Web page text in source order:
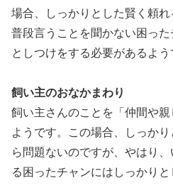
場合、しっかりとした賢く頼れ
普段言うことを聞かない困っ
としつけをする必要があるよう
飼い主のおなかまわり
飼い主さんのことを「仲間や
ようです。この場合、しっか
ら問題ないのですが、やはり
る困ったチャンにはしっかりと